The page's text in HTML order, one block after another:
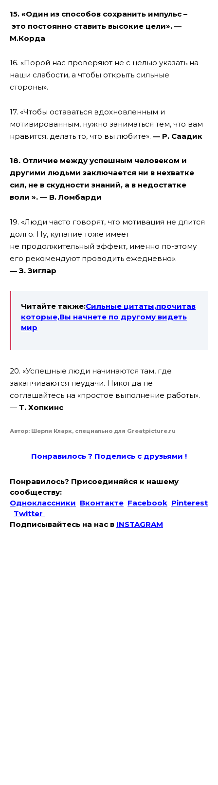
15. «Один из способов сохранить импульс –
это постоянно ставить высокие цели». —
М.Корда
16. «Порой нас проверяют не с целью указать на
наши слабости, а чтобы открыть сильные
стороны».
17. «Чтобы оставаться вдохновленным и
мотивированным, нужно заниматься тем, что вам
нравится, делать то, что вы любите». — Р. Саадик
18. Отличие между успешным человеком и
другими людьми заключается ни в нехватке
сил, не в скудности знаний, а в недостатке
воли ». — В. Ломбарди
19. «Люди часто говорят, что мотивация не длится
долго. Ну, купание тоже имеет
не продолжительный эффект, именно по-этому
его рекомендуют проводить ежедневно».
— З. Зиглар
Читайте также:Сильные цитаты,прочитав
которые,Вы начнете по другому видеть
мир
20. «Успешные люди начинаются там, где
заканчиваются неудачи. Никогда не
соглашайтесь на «простое выполнение работы».
— Т. Хопкинс
Автор: Шерли Кларк, специально для Greatpicture.ru
Понравилось ? Поделись с друзьями !
Понравилось? Присоединяйся к нашему
сообществу:
Одноклассники Вконтакте Facebook Pinterest
Twitter
Подписывайтесь на наc в INSTAGRAM